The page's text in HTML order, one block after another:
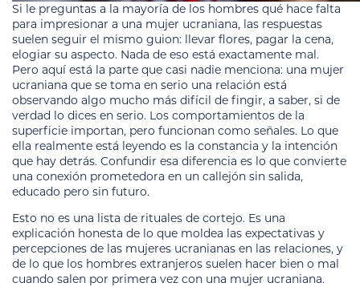
Si le preguntas a la mayoría de los hombres qué hace falta
para impresionar a una mujer ucraniana, las respuestas
suelen seguir el mismo guion: llevar flores, pagar la cena,
elogiar su aspecto. Nada de eso está exactamente mal.
Pero aquí está la parte que casi nadie menciona: una mujer
ucraniana que se toma en serio una relación está
observando algo mucho más difícil de fingir, a saber, si de
verdad lo dices en serio. Los comportamientos de la
superficie importan, pero funcionan como señales. Lo que
ella realmente está leyendo es la constancia y la intención
que hay detrás. Confundir esa diferencia es lo que convierte
una conexión prometedora en un callejón sin salida,
educado pero sin futuro.
Esto no es una lista de rituales de cortejo. Es una
explicación honesta de lo que moldea las expectativas y
percepciones de las mujeres ucranianas en las relaciones, y
de lo que los hombres extranjeros suelen hacer bien o mal
cuando salen por primera vez con una mujer ucraniana.